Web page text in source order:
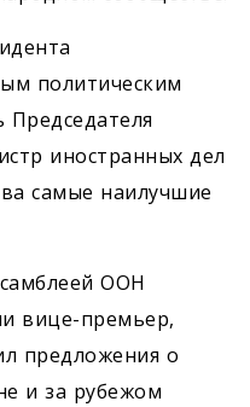
политическим
иностранных дел
самые наилучшие
ООН
вице-премьер,
предложения о
и за рубежом